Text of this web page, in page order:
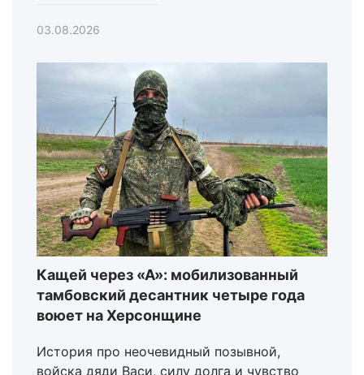
03.08.2026
Кащей через «А»: мобилизованный
тамбовский десантник четыре года
воюет на Херсонщине
История про неочевидный позывной,
войска дяди Васи, силу долга и чувство